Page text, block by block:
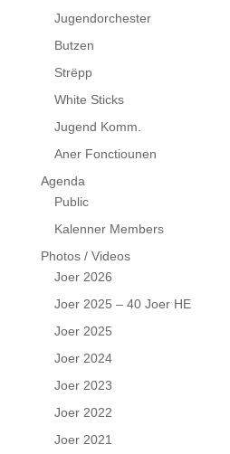
Jugendorchester
Butzen
Strëpp
White Sticks
Jugend Komm.
Aner Fonctiounen
Agenda
Public
Kalenner Members
Photos / Videos
Joer 2026
Joer 2025 – 40 Joer HE
Joer 2025
Joer 2024
Joer 2023
Joer 2022
Joer 2021